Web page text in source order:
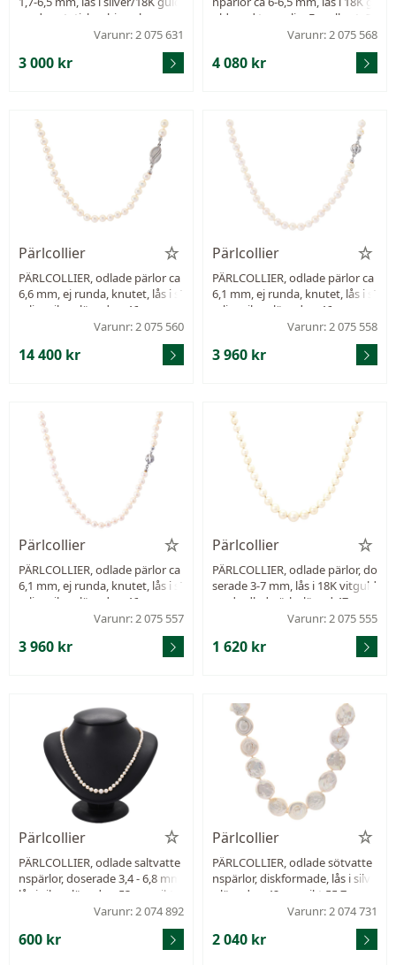
med syntetisk rubin och rosens
lipade diamanter, antik, E. Axels
son, Stockholm 1916, längd 56
cm, vikt 15,4 g, säkerhetskedja,
Varunr: 2 075 631
3 000 kr
uld med turmalin, Engelbert, St
ockholm 1960 längd 48 cm.
Varunr: 2 075 568
4 080 kr
Pärlcollier
PÄRLCOLLIER, odlade pärlor ca
6,6 mm, ej runda, knutet, lås i st
erlingsilver, längd ca 46 cm.
Varunr: 2 075 560
14 400 kr
Pärlcollier
PÄRLCOLLIER, odlade pärlor ca
6,1 mm, ej runda, knutet, lås i st
erlingsilver, längd ca 46 cm.
Varunr: 2 075 558
3 960 kr
Pärlcollier
PÄRLCOLLIER, odlade pärlor ca
6,1 mm, ej runda, knutet, lås i st
erlingsilver, längd ca 46 cm.
Varunr: 2 075 557
3 960 kr
Pärlcollier
PÄRLCOLLIER, odlade pärlor, do
serade 3-7 mm, lås i 18K vitguld
med odlad pärla, längd 47 cm,
vikt 13,7 g, knutet, något skört
Varunr: 2 075 555
1 620 kr
Pärlcollier
PÄRLCOLLIER, odlade saltvatte
nspärlor, doserade 3,4 - 6,8 mm,
lås i silver, längd ca 53 cm, vikt 1
2,9 g, låset saknar sten.Varunr: 2 074 892
600 kr
Pärlcollier
PÄRLCOLLIER, odlade sötvatte
nspärlor, diskformade, lås i silve
r, längd ca 42 cm, vikt 55,7 g.
Varunr: 2 074 731
2 040 kr